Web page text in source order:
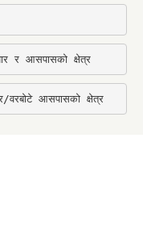
र आसपासको क्षेत्र
वरबोटे आसपासको क्षेत्र